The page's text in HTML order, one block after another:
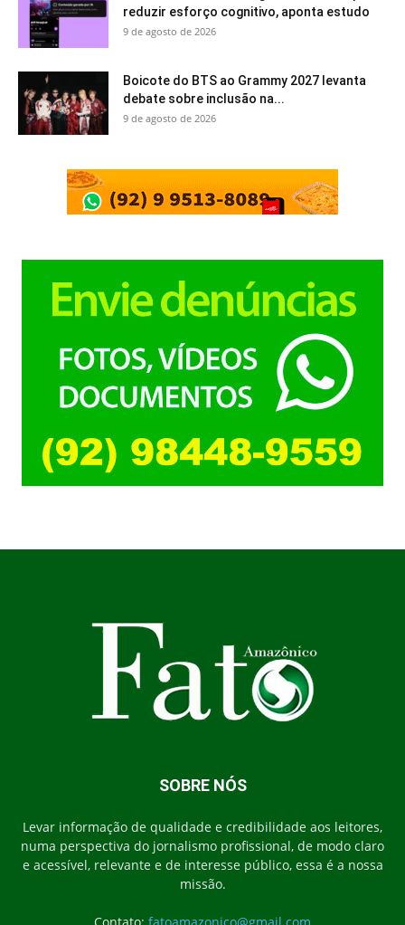
reduzir esforço cognitivo, aponta estudo
9 de agosto de 2026
Boicote do BTS ao Grammy 2027 levanta
debate sobre inclusão na...
9 de agosto de 2026
SOBRE NÓS
Levar informação de qualidade e credibilidade aos leitores,
numa perspectiva do jornalismo profissional, de modo claro
e acessível, relevante e de interesse público, essa é a nossa
missão.